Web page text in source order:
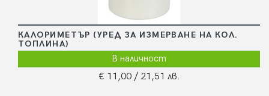
КАЛОРИМЕТЪР (УРЕД ЗА ИЗМЕРВАНЕ НА КОЛ.
ТОПЛИНА)
В наличност
€ 11,00 / 21,51 лв.